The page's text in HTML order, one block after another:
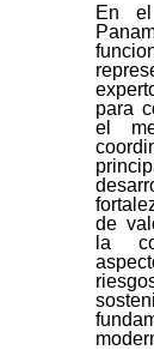
En
para
el
de
la